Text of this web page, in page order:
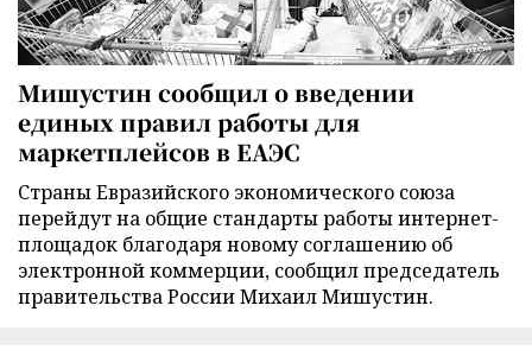
Мишустин сообщил о введении
единых правил работы для
маркетплейсов в ЕАЭС
Страны Евразийского экономического союза
перейдут на общие стандарты работы интернет-
площадок благодаря новому соглашению об
электронной коммерции, сообщил председатель
правительства России Михаил Мишустин.